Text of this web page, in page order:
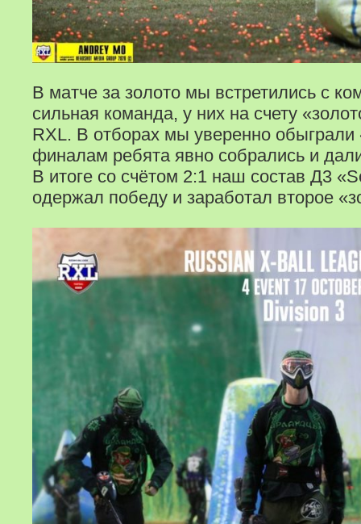
В матче за золото мы встретились с
сильная команда, у них на счету
RXL. В отборах мы уверенно обыграли
финалам ребята явно собрались и
В итоге со счётом 2:1 наш состав Д3
одержал победу и заработал второе